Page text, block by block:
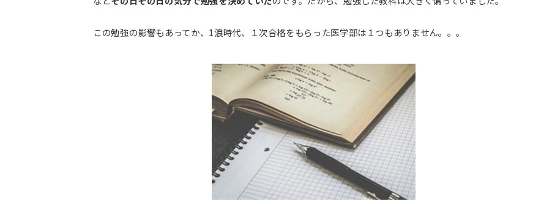
この勉強の影響もあってか、1浪時代、１次合格をもらった医学部は１つもありません。。。